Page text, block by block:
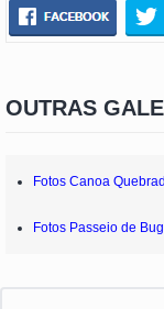
OUTRAS
Fotos Canoa
Fotos Passeio de